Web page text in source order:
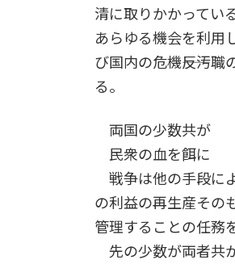
清に取りかかってい
あらゆる機会を利用
び国内の危機――反汚
る。
両国の少数共が
民衆の血を餌に
戦争は他の手段に
の利益の再生産その
管理することの任務
先の少数が両者共